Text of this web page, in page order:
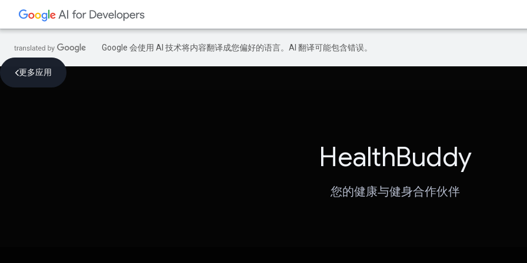
Google 会使用 AI 技术将内容翻译成您偏好的语言。AI 翻译可能包含错误。
更多应用
HealthBuddy
您的健康与健身合作伙伴